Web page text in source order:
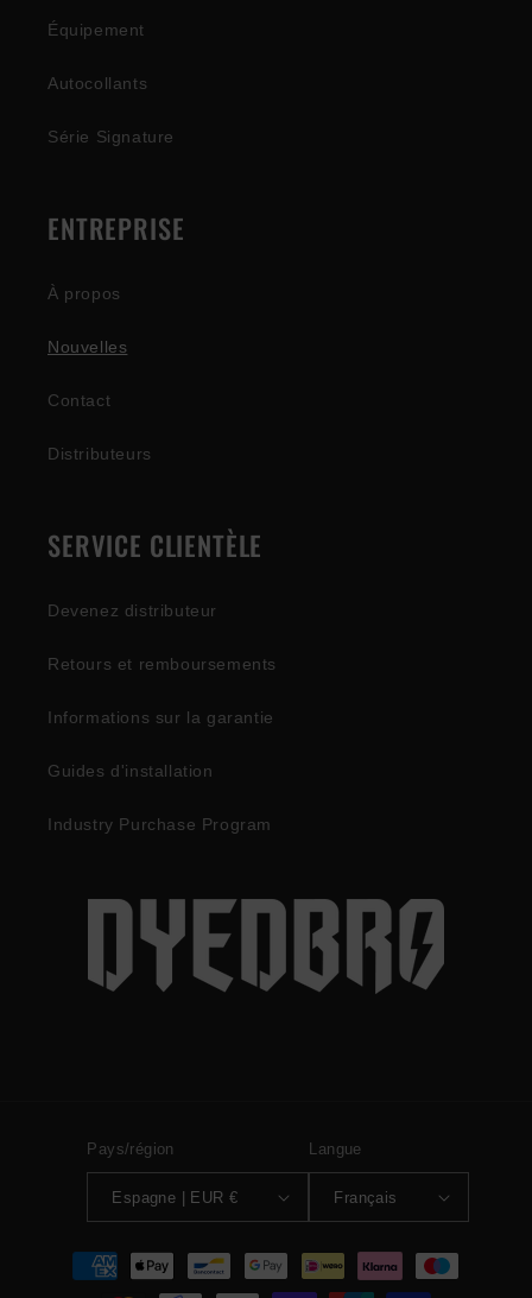
Équipement
Autocollants
Série Signature
ENTREPRISE
À propos
Nouvelles
Contact
Distributeurs
SERVICE CLIENTÈLE
Devenez distributeur
Retours et remboursements
Informations sur la garantie
Guides d'installation
Industry Purchase Program
Pays/région
Espagne | EUR €
Langue
Français
Moyens